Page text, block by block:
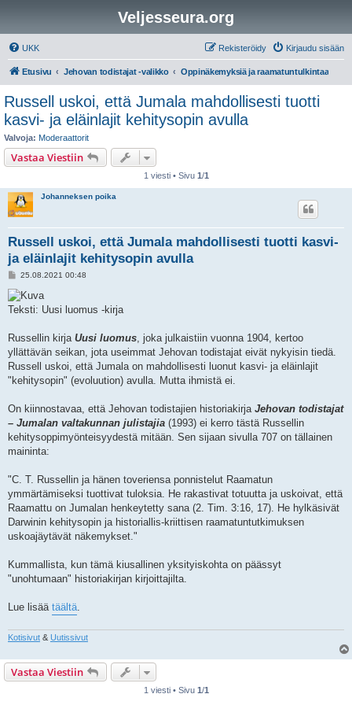
Veljesseura.org
UKK Kirjaudu sisään
Rekisteröidy
Etusivu Jehovan todistajat -valikko Oppinäkemyksiä ja raamatuntulkintaa
Russell uskoi, että Jumala mahdollisesti tuotti
kasvi- ja eläinlajit kehitysopin avulla
Valvoja: Moderaattorit
Vastaa Viestiin
1 viesti • Sivu 1/1
Johanneksen poika
Russell uskoi, että Jumala mahdollisesti tuotti kasvi-
ja eläinlajit kehitysopin avulla
V
e
s
t
25.08.2021 00:48
Teksti: Uusi luomus -kirja
Russellin kirja Uusi luomus, joka julkaistiin vuonna 1904, kertoo
yllättävän seikan, jota useimmat Jehovan todistajat eivät nykyisin tiedä.
Russell uskoi, että Jumala on mahdollisesti luonut kasvi- ja eläinlajit
"kehitysopin" (evoluution) avulla. Mutta ihmistä ei.
On kiinnostavaa, että Jehovan todistajien historiakirja Jehovan todistajat
– Jumalan valtakunnan julistajia (1993) ei kerro tästä Russellin
kehitysoppimyönteisyydestä mitään. Sen sijaan sivulla 707 on tällainen
maininta:
"C. T. Russellin ja hänen toveriensa ponnistelut Raamatun
ymmärtämiseksi tuottivat tuloksia. He rakastivat totuutta ja uskoivat, että
Raamattu on Jumalan henkeytetty sana (2. Tim. 3:16, 17). He hylkäsivät
Darwinin kehitysopin ja historiallis-kriittisen raamatuntutkimuksen
uskoajäytävät näkemykset."
Kummallista, kun tämä kiusallinen yksityiskohta on päässyt
"unohtumaan" historiakirjan kirjoittajilta.
Lue lisää täältä.
Kotisivut & Uutissivut
Vastaa Viestiin
1 viesti • Sivu 1/1